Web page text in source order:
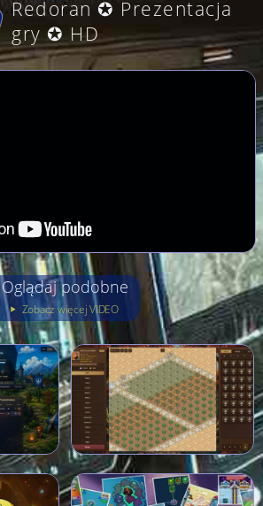
Redoran ✪ Prezentacja
gry ✪ HD
Oglądaj podobne
Zobacz więcej VIDEO